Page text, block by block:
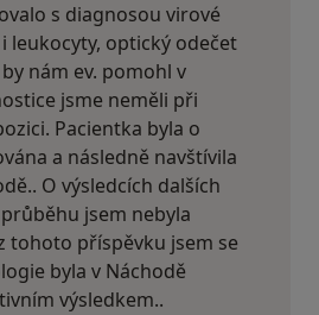
s diagnosou virové
leukocyty, optický odečet
nám ev. pomohl v
jsme neměli při
Pacientka byla o
a následně navštívila
O výsledcích dalších
jsem nebyla
tohoto příspěvku jsem se
byla v Náchodě
výsledkem..